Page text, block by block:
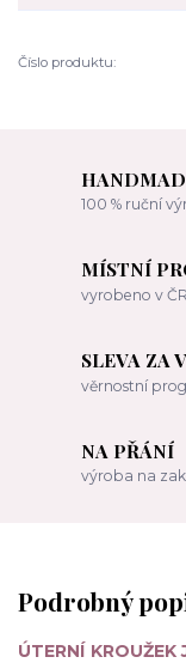
Číslo produktu:
100 % ruční
MÍSTNÍ
vyrobeno v ČR
SLEVA ZA
věrnostní
NA PŘÁNÍ
výroba na
Podrobný
ÚTERNÍ